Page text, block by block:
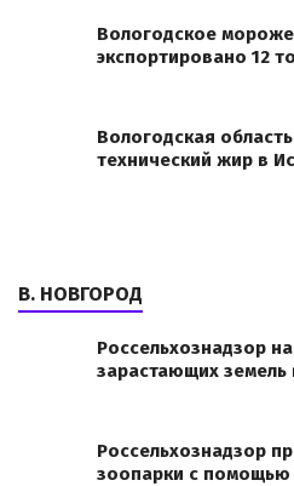
Вологодское
экспортировано 12
Вологодская
технический жир в
В. НОВГОРОД
Россельхознадзор
зарастающих земель
Россельхознадзор
зоопарки с помощью